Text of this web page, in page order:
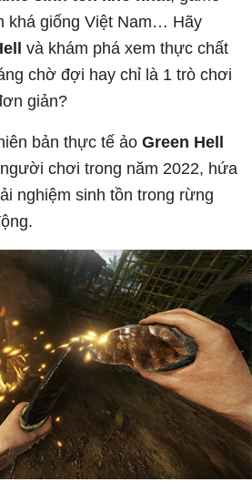
khá giống Việt Nam… Hãy
và khám phá xem thực chất
chờ đợi hay chỉ là 1 trò chơi
giản?
bản thực tế ảo Green Hell
chơi trong năm 2022, hứa
nghiệm sinh tồn trong rừng